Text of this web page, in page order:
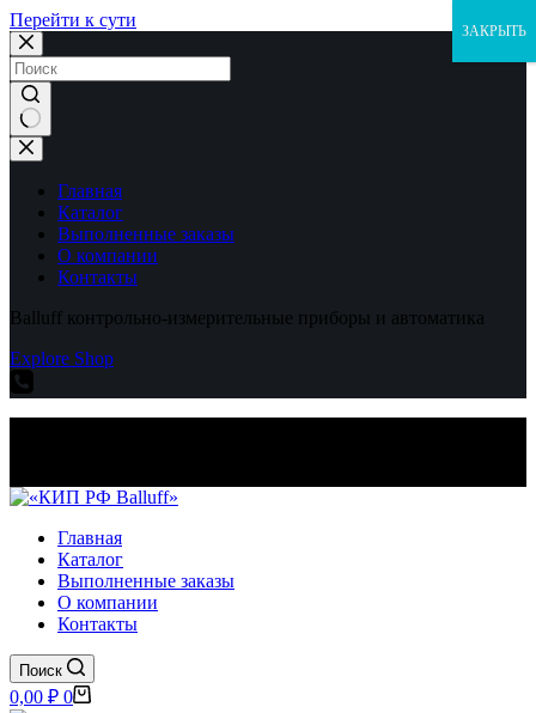
Перейти к сути
Ничего
не
найденоГлавная
Каталог
Выполненные заказы
О компании
Контакты
Balluff контрольно-измерительные приборы и автоматика
Explore Shop
Главная
Каталог
Выполненные заказы
О компании
Контакты
Поиск
Корзина
0,00 ₽ 0
ЗАКРЫТЬ